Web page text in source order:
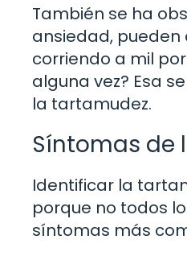
También se ha
ansiedad,
corriendo a mil
alguna vez? Esa
la tartamudez.
Síntomas de
Identificar la
porque no todos
síntomas más